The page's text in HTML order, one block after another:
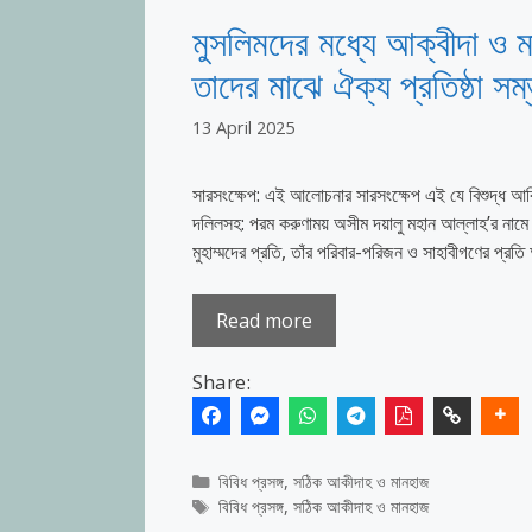
মুসলিমদের মধ্যে আক্বীদা ও
তাদের মাঝে ঐক্য প্রতিষ্ঠা
13 April 2025
সারসংক্ষেপ: এই আলোচনার সারসংক্ষেপ এই যে বিশুদ্ধ
দলিলসহ: পরম করুণাময় অসীম দয়ালু মহান আল্লাহ’র
মুহাম্মদের প্রতি, তাঁর পরিবার-পরিজন ও সাহাবীগণের
Read more
Share:
Categories
বিবিধ প্রসঙ্গ, সঠিক আকীদাহ ও মানহাজ
Tags
বিবিধ প্রসঙ্গ, সঠিক আকীদাহ ও মানহাজ